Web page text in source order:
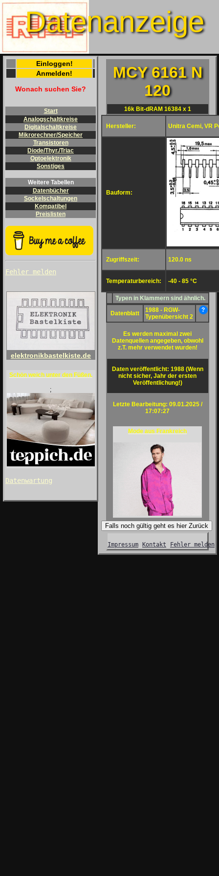
Datenanzeige
Einloggen!
Anmelden!
Wonach suchen Sie?
Start
Analogschaltkreise
Digitalschaltkreise
Mikrorechner/Speicher
Transistoren
Diode/Thyr./Triac
Optoelektronik
Sonstiges
Weitere Tabellen
Datenbücher
Sockelschaltungen
Kompatibel
Preislisten
Fehler melden
elektronikbastelkiste.de
Schön weich unter den Füßen.
;
Datenwartung
MCY 6161 N
120
16k Bit-dRAM 16384 x 1
Hersteller: Unitra Cemi, VR
Bauform:
Zugriffszeit: 120.0 ns
Temperaturbereich: -40 - 85 °C
Typen in Klammern sind ähnlich.
Datenblatt
1988 - RGW-
Typenübersicht 2
?
Es werden maximal zwei
Datenquellen angegeben, obwohl
z.T. mehr verwendet wurden!
Daten veröffentlicht: 1988 (Wenn
nicht sicher, Jahr der ersten
Veröffentlichung!)
Letzte Bearbeitung: 09.01.2025 /
17:07:27
Mode aus Frankreich
Falls noch gültig geht es hier Zurück
Impressum Kontakt Fehler melden